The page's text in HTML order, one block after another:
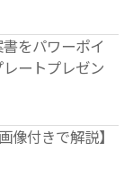
をパワーポイ
ートプレゼン
像付きで解説】